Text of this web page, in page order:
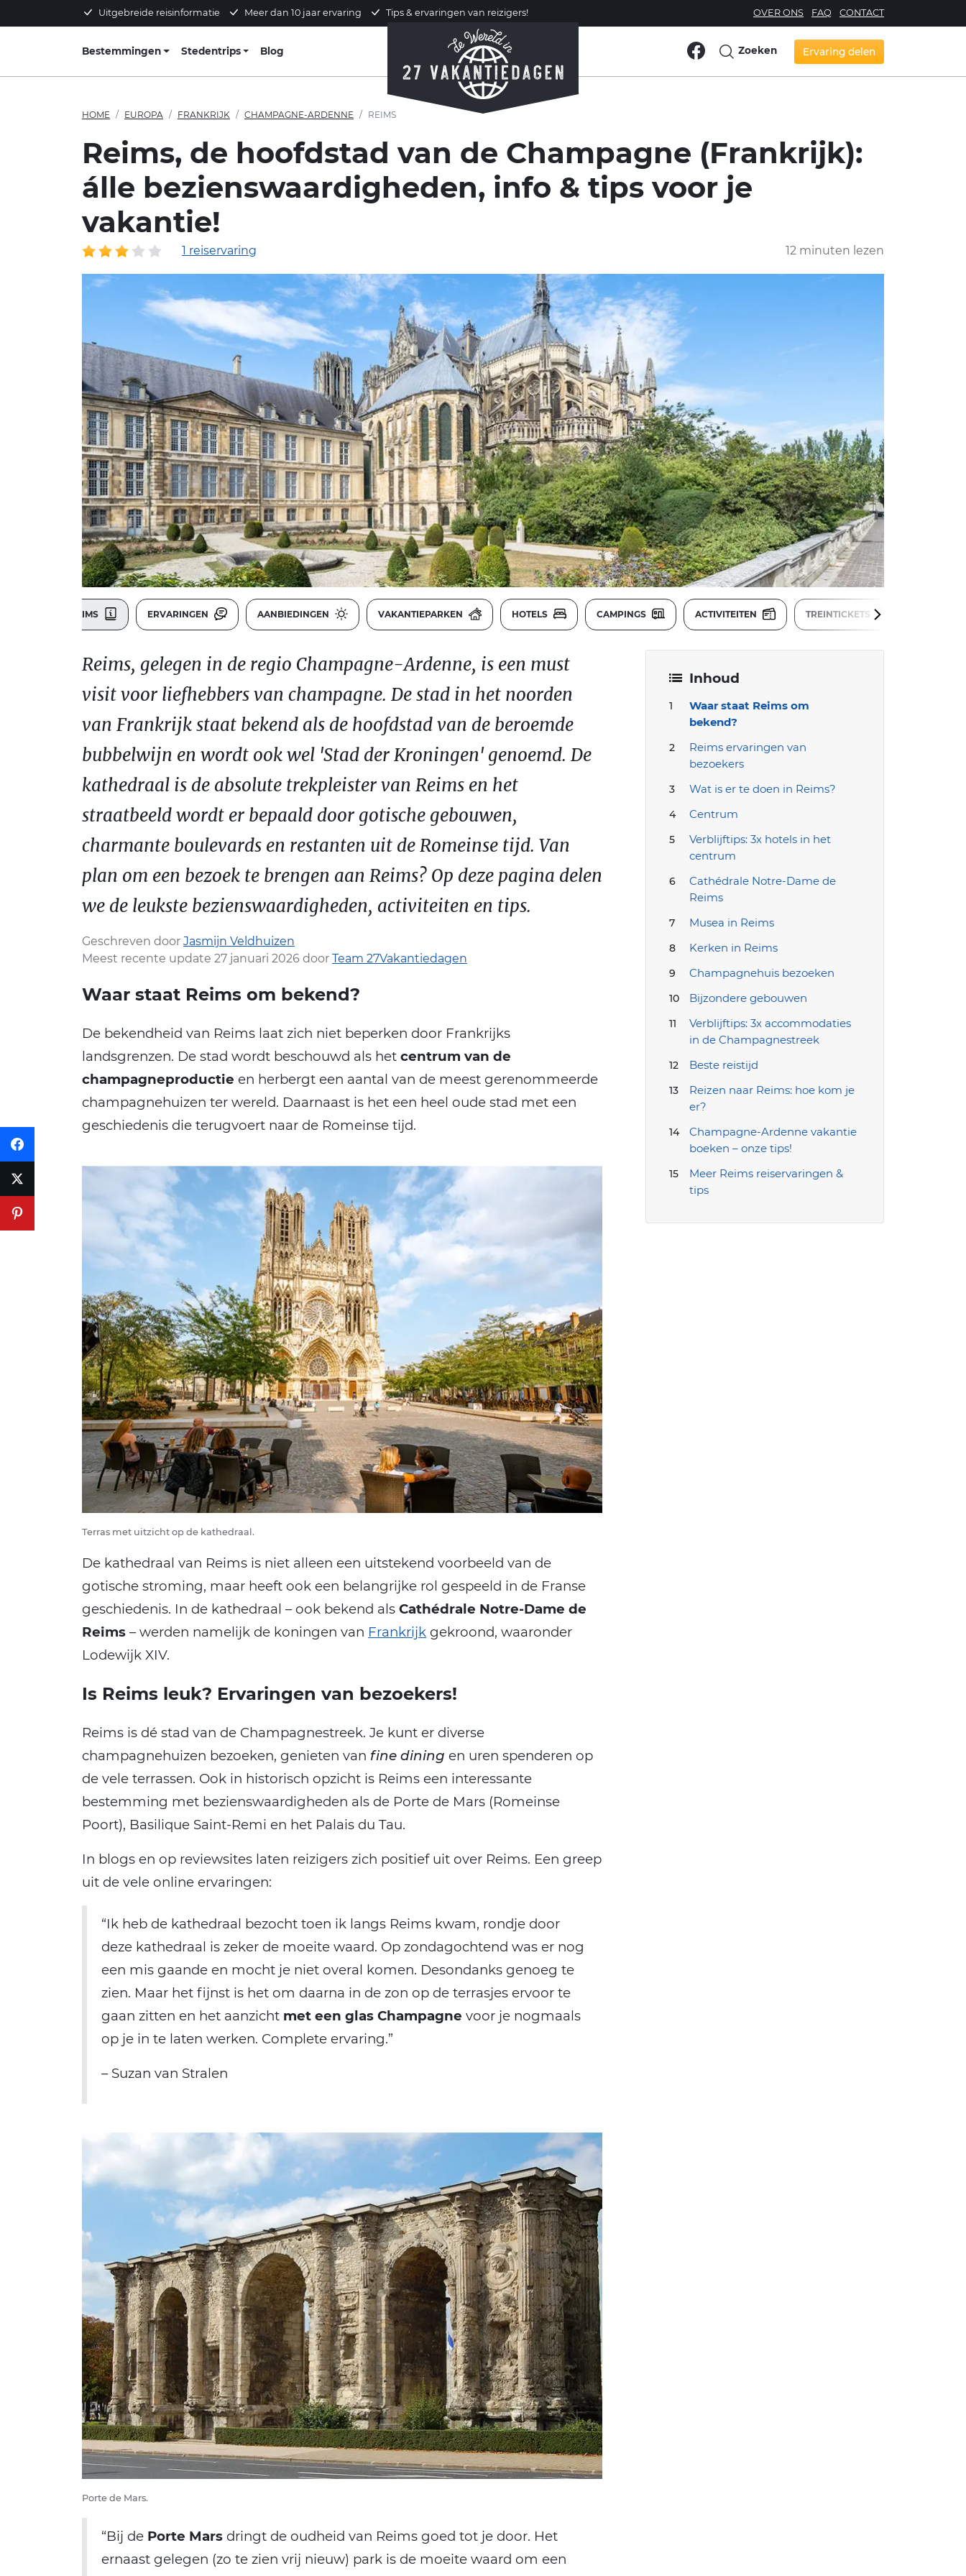
Uitgebreide reisinformatie Meer dan 10 jaar ervaring Tips & ervaringen van reizigers! OVER ONS FAQ CONTACT
Bestemmingen Stedentrips Blog Zoeken Ervaring delen
HOME EUROPA FRANKRIJK CHAMPAGNE-ARDENNE REIMS
Reims, de hoofdstad van de Champagne (Frankrijk):
álle bezienswaardigheden, info & tips voor je
vakantie!
1 reiservaring 12 minuten lezen
REIMS ERVARINGEN AANBIEDINGEN VAKANTIEPARKEN HOTELS CAMPINGS ACTIVITEITEN TREINTICKETS
Inhoud
Waar staat Reims om
bekend?
Reims ervaringen van
bezoekers
Wat is er te doen in Reims?
Centrum
Verblijftips: 3x hotels in het
centrum
Cathédrale Notre-Dame de
Reims
Musea in Reims
Kerken in Reims
Champagnehuis bezoeken
Bijzondere gebouwen
Verblijftips: 3x accommodaties
in de Champagnestreek
Beste reistijd
Reizen naar Reims: hoe kom je
er?
Champagne-Ardenne vakantie
boeken – onze tips!
Meer Reims reiservaringen &
tips
Reims, gelegen in de regio Champagne-Ardenne, is een must
visit voor liefhebbers van champagne. De stad in het noorden
van Frankrijk staat bekend als de hoofdstad van de beroemde
bubbelwijn en wordt ook wel 'Stad der Kroningen' genoemd. De
kathedraal is de absolute trekpleister van Reims en het
straatbeeld wordt er bepaald door gotische gebouwen,
charmante boulevards en restanten uit de Romeinse tijd. Van
plan om een bezoek te brengen aan Reims? Op deze pagina delen
we de leukste bezienswaardigheden, activiteiten en tips.
Geschreven door Jasmijn Veldhuizen
Meest recente update 27 januari 2026 door Team 27Vakantiedagen
Waar staat Reims om bekend?
De bekendheid van Reims laat zich niet beperken door Frankrijks
landsgrenzen. De stad wordt beschouwd als het centrum van de
champagneproductie en herbergt een aantal van de meest gerenommeerde
champagnehuizen ter wereld. Daarnaast is het een heel oude stad met een
geschiedenis die terugvoert naar de Romeinse tijd.
Terras met uitzicht op de kathedraal.
De kathedraal van Reims is niet alleen een uitstekend voorbeeld van de
gotische stroming, maar heeft ook een belangrijke rol gespeeld in de Franse
geschiedenis. In de kathedraal – ook bekend als Cathédrale Notre-Dame de
Reims – werden namelijk de koningen van Frankrijk gekroond, waaronder
Lodewijk XIV.
Is Reims leuk? Ervaringen van bezoekers!
Reims is dé stad van de Champagnestreek. Je kunt er diverse
champagnehuizen bezoeken, genieten van fine dining en uren spenderen op
de vele terrassen. Ook in historisch opzicht is Reims een interessante
bestemming met bezienswaardigheden als de Porte de Mars (Romeinse
Poort), Basilique Saint-Remi en het Palais du Tau.
In blogs en op reviewsites laten reizigers zich positief uit over Reims. Een greep
uit de vele online ervaringen:
“Ik heb de kathedraal bezocht toen ik langs Reims kwam, rondje door
deze kathedraal is zeker de moeite waard. Op zondagochtend was er nog
een mis gaande en mocht je niet overal komen. Desondanks genoeg te
zien. Maar het fijnst is het om daarna in de zon op de terrasjes ervoor te
gaan zitten en het aanzicht met een glas Champagne voor je nogmaals
op je in te laten werken. Complete ervaring.”
– Suzan van Stralen
Porte de Mars.
“Bij de Porte Mars dringt de oudheid van Reims goed tot je door. Het
ernaast gelegen (zo te zien vrij nieuw) park is de moeite waard om een